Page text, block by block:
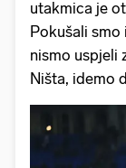
utakmica je
Pokušali
nismo uspjeli
Ništa, idemo